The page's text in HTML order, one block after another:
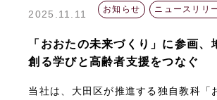
2025.11.11 お知らせ ニュースリリ
「おおたの未来づくり」に参画、
創る学びと高齢者支援をつなぐ
当社は、大田区が推進する独自教科「